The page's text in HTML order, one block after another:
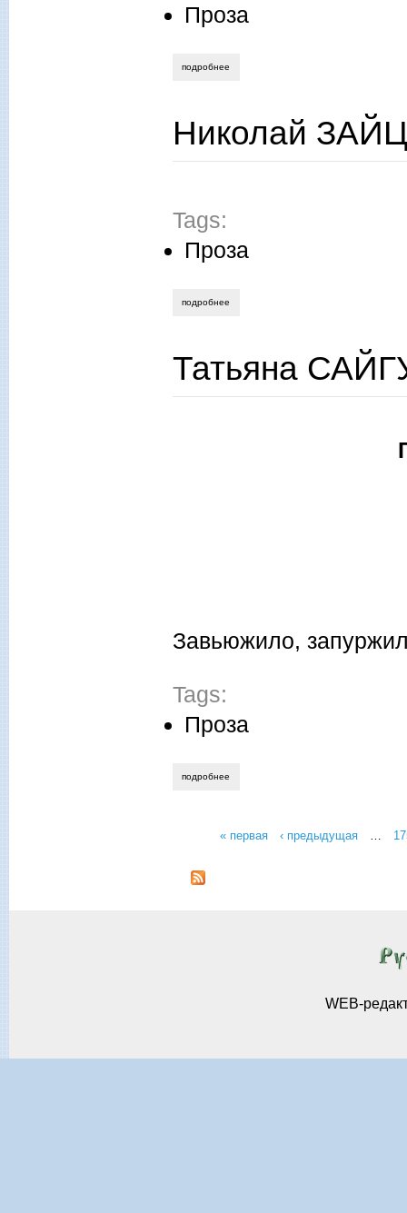
Проза
подробнее
Николай
Tags:
Проза
подробнее
Татьяна
Завьюжило,
Tags:
Проза
подробнее
« первая ‹ предыдущая
WEB-